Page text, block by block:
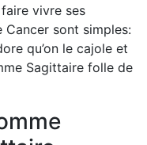
vivre ses
Cancer sont simples:
qu’on le cajole et
Sagittaire folle de